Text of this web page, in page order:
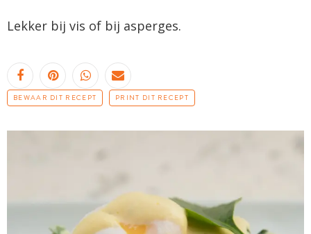
Lekker bij vis of bij asperges.
BEWAAR DIT RECEPT PRINT DIT RECEPT